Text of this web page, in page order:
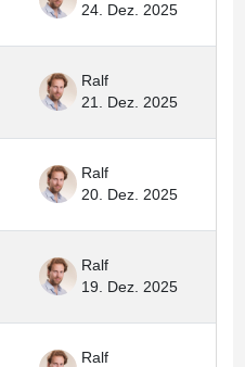
24. Dez. 2025
Ralf
21. Dez. 2025
Ralf
20. Dez. 2025
Ralf
19. Dez. 2025
Ralf